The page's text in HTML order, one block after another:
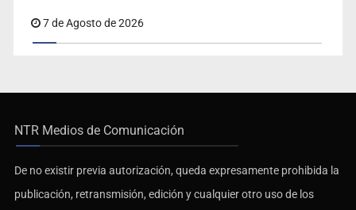
7 de Agosto de 2026
NTR Medios de Comunicación
De no existir previa autorización, queda expresamente prohibida la
publicación, retransmisión, edición y cualquier otro uso de los